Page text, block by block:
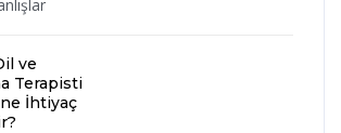
ve
Terapisti
İhtiyaç